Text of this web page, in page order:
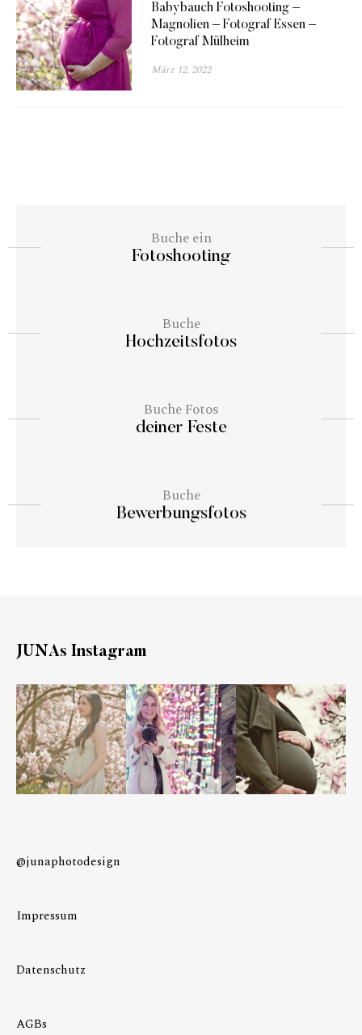
Babybauch Fotoshooting –
Magnolien – Fotograf Essen –
Fotograf Mülheim
März 12, 2022
Buche ein
Fotoshooting
Buche
Hochzeitsfotos
Buche Fotos
deiner Feste
Buche
Bewerbungsfotos
JUNAs Instagram
@junaphotodesign
Impressum
Datenschutz
AGBs